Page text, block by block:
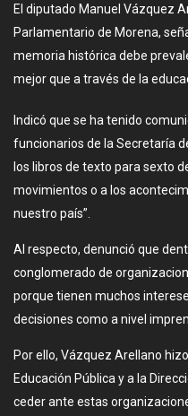
El diputado Manuel Vázquez
Parlamentario de Morena,
memoria histórica debe
mejor que a través de la
Indicó que se ha tenido
funcionarios de la Secretaría
los libros de texto para sexto
movimientos o a los
nuestro país”.
Al respecto, denunció que
conglomerado de
porque tienen muchos
decisiones como a nivel
Por ello, Vázquez Arellano
Educación Pública y a la
ceder ante estas